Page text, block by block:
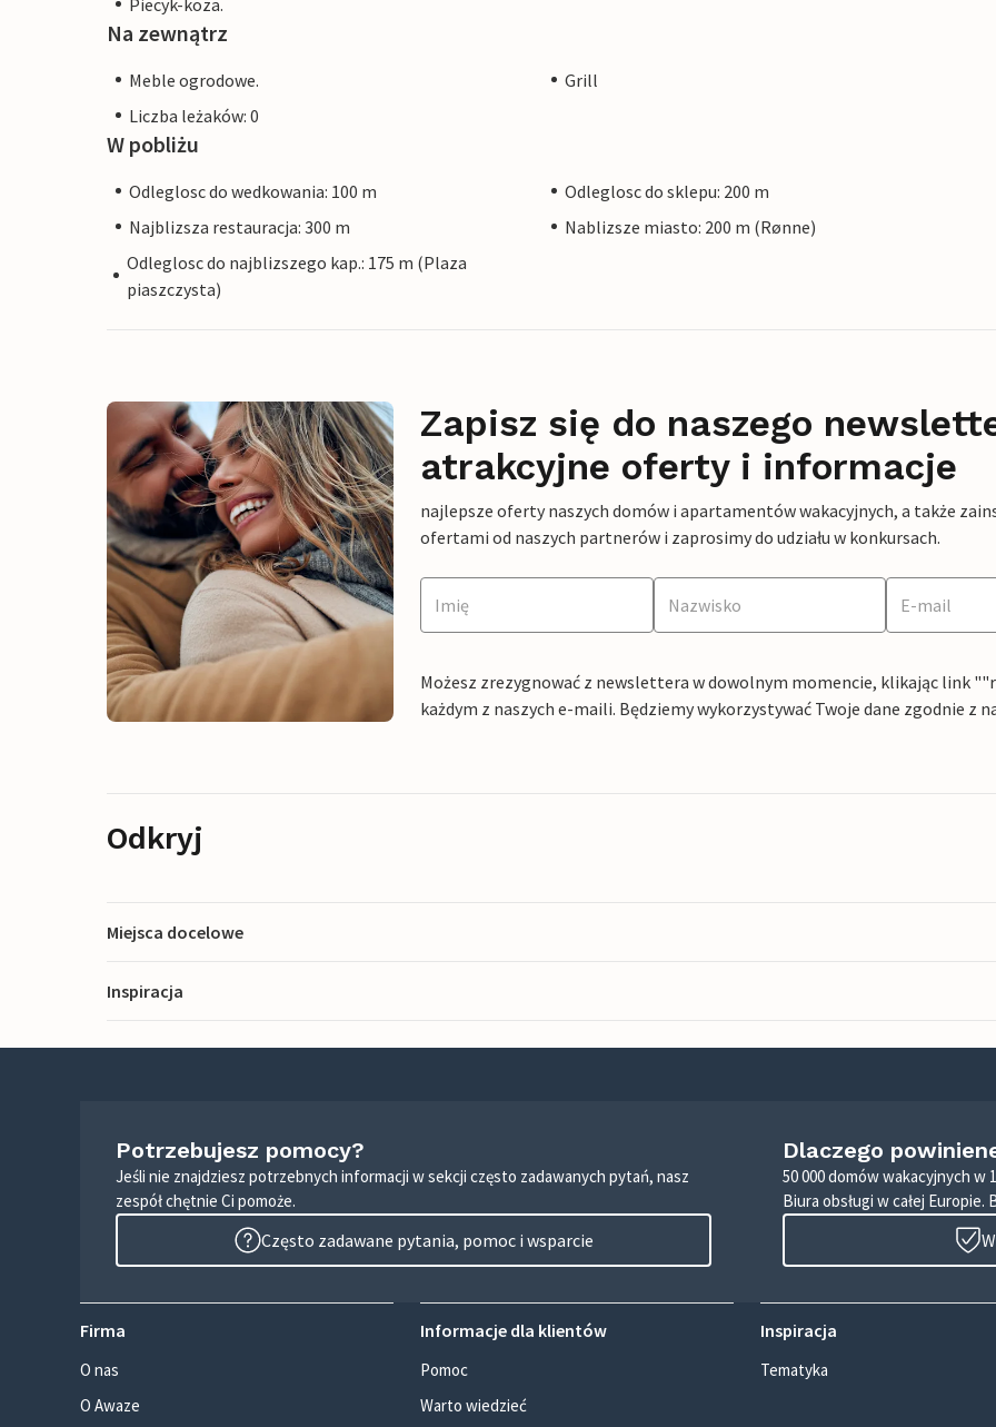
Na zewnątrz
Meble ogrodowe.
Grill
Liczba leżaków: 0
W pobliżu
Odleglosc do wedkowania: 100 m
Odleglosc do sklepu: 200 m
Najblizsza restauracja: 300 m
Nablizsze miasto: 200 m (Rønne)
Odleglosc do najblizszego kap.: 175 m (Plaza
piaszczysta)
Zapisz się do naszego
atrakcyjne oferty i informacje
najlepsze oferty naszych domów i apartamentów wakacyjnych, a także
ofertami od naszych partnerów i zaprosimy do udziału w konkursach.
Możesz zrezygnować z newslettera w dowolnym momencie, klikając link
każdym z naszych e-maili. Będziemy wykorzystywać Twoje dane zgodnie z
Odkryj
Miejsca docelowe
Inspiracja
Potrzebujesz pomocy?
Jeśli nie znajdziesz potrzebnych informacji w sekcji często zadawanych pytań, nasz
zespół chętnie Ci pomoże.
Często zadawane pytania, pomoc i wsparcie
Dlaczego
50 000 domów wakacyjnych w
Biura obsługi w całej Europie.
Firma
O nas
O Awaze
Informacje dla klientów
Pomoc
Warto wiedzieć
Inspiracja
Tematyka